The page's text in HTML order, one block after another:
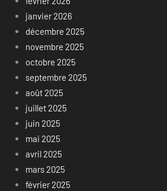
janvier 2026
décembre 2025
novembre 2025
octobre 2025
septembre 2025
août 2025
juillet 2025
juin 2025
mai 2025
avril 2025
mars 2025
février 2025